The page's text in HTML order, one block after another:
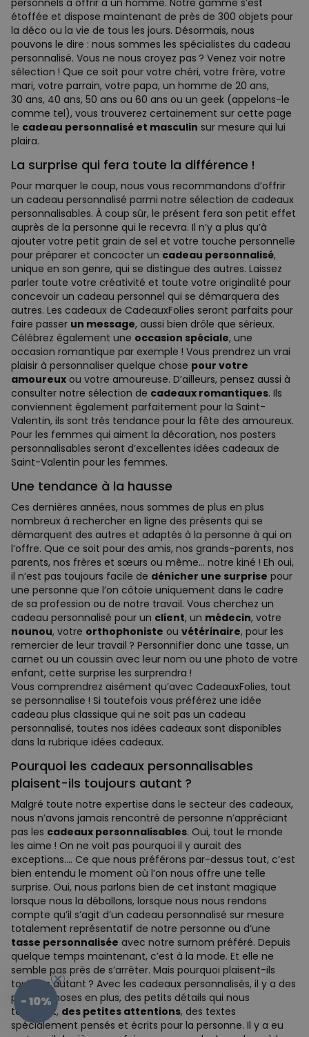
étoffée et dispose maintenant de près de 300 objets pour
la déco ou la vie de tous les jours. Désormais, nous
pouvons le dire : nous sommes les spécialistes du cadeau
personnalisé. Vous ne nous croyez pas ? Venez voir notre
sélection ! Que ce soit pour votre chéri, votre frère, votre
mari, votre parrain, votre papa, un homme de 20 ans,
30 ans, 40 ans, 50 ans ou 60 ans ou un geek (appelons-le
comme tel), vous trouverez certainement sur cette page
le cadeau personnalisé et masculin sur mesure qui lui
plaira.
La surprise qui fera toute la différence !
Pour marquer le coup, nous vous recommandons d’offrir
un cadeau personnalisé parmi notre sélection de cadeaux
personnalisables. À coup sûr, le présent fera son petit effet
auprès de la personne qui le recevra. Il n’y a plus qu’à
ajouter votre petit grain de sel et votre touche personnelle
pour préparer et concocter un cadeau personnalisé,
unique en son genre, qui se distingue des autres. Laissez
parler toute votre créativité et toute votre originalité pour
concevoir un cadeau personnel qui se démarquera des
autres. Les cadeaux de CadeauxFolies seront parfaits pour
faire passer un message, aussi bien drôle que sérieux.
Célébrez également une occasion spéciale, une
occasion romantique par exemple ! Vous prendrez un vrai
plaisir à personnaliser quelque chose pour votre
amoureux ou votre amoureuse. D’ailleurs, pensez aussi à
consulter notre sélection de cadeaux romantiques. Ils
conviennent également parfaitement pour la Saint-
Valentin, ils sont très tendance pour la fête des amoureux.
Pour les femmes qui aiment la décoration, nos posters
personnalisables seront d’excellentes idées cadeaux de
Saint-Valentin pour les femmes.
Une tendance à la hausse
Ces dernières années, nous sommes de plus en plus
nombreux à rechercher en ligne des présents qui se
démarquent des autres et adaptés à la personne à qui on
l’offre. Que ce soit pour des amis, nos grands-parents, nos
parents, nos frères et sœurs ou même… notre kiné ! Eh oui,
il n’est pas toujours facile de dénicher une surprise pour
une personne que l’on côtoie uniquement dans le cadre
de sa profession ou de notre travail. Vous cherchez un
cadeau personnalisé pour un client, un médecin, votre
nounou, votre orthophoniste ou vétérinaire, pour les
remercier de leur travail ? Personnifier donc une tasse, un
carnet ou un coussin avec leur nom ou une photo de votre
enfant, cette surprise les surprendra !
Vous comprendrez aisément qu’avec CadeauxFolies, tout
se personnalise ! Si toutefois vous préférez une idée
cadeau plus classique qui ne soit pas un cadeau
personnalisé, toutes nos idées cadeaux sont disponibles
dans la rubrique idées cadeaux.
Pourquoi les cadeaux personnalisables
plaisent-ils toujours autant ?
Malgré toute notre expertise dans le secteur des cadeaux,
nous n’avons jamais rencontré de personne n’appréciant
pas les cadeaux personnalisables. Oui, tout le monde
les aime ! On ne voit pas pourquoi il y aurait des
exceptions.... Ce que nous préférons par-dessus tout, c’est
bien entendu le moment où l’on nous offre une telle
surprise. Oui, nous parlons bien de cet instant magique
lorsque nous la déballons, lorsque nous nous rendons
compte qu’il s’agit d’un cadeau personnalisé sur mesure
totalement représentatif de notre personne ou d’une
tasse personnalisée avec notre surnom préféré. Depuis
quelque temps maintenant, c’est à la mode. Et elle ne
semble pas près de s’arrêter. Mais pourquoi plaisent-ils
toujours autant ? Avec les cadeaux personnalisés, il y a des
petites choses en plus, des petits détails qui nous
touchent, des petites attentions, des textes
spécialement pensés et écrits pour la personne. Il y a eu
- 10%